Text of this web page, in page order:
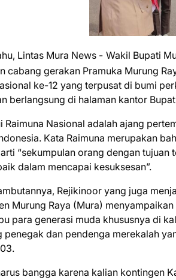
Lintas Mura News - Wakil Bupati
cabang gerakan Pramuka Murung
ke-12 yang terpusat di bumi
berlangsung di halaman kantor
Raimuna Nasional adalah ajang
Kata Raimuna merupakan
“sekumpulan orang dengan tujuan
dalam mencapai kesuksesan”.
Rejikinoor yang juga
Murung Raya (Mura)
para generasi muda khususnya di
penegak dan pendenga merekalah
bangga karena kalian kontingen